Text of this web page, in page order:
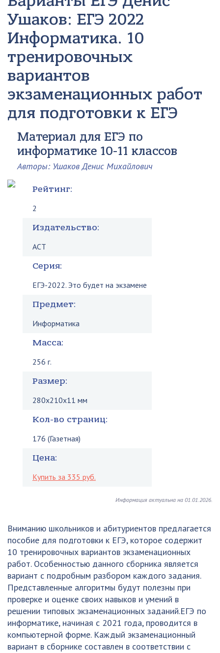
Ушаков: ЕГЭ 2022
Информатика. 10
тренировочных
вариантов
экзаменационных работ
для подготовки к ЕГЭ
Материал для ЕГЭ по
информатике 10-11 классов
Авторы: Ушаков Денис Михайлович
Рейтинг:
2
Издательство:
АСТ
Серия:
ЕГЭ-2022. Это будет на экзамене
Предмет:
Информатика
Масса:
256 г.
Размер:
280x210x11 мм
Кол-во страниц:
176 (Газетная)
Цена:
Купить за 335 руб.
Информация актуальна на 01.01.2026.
Вниманию школьников и абитуриентов предлагается
пособие для подготовки к ЕГЭ, которое содержит
10 тренировочных вариантов экзаменационных
работ. Особенностью данного сборника является
вариант с подробным разбором каждого задания.
Представленные алгоритмы будут полезны при
проверке и оценке своих навыков и умений в
решении типовых экзаменационных заданий.ЕГЭ по
информатике, начиная с 2021 года, проводится в
компьютерной форме. Каждый экзаменационный
вариант в сборнике составлен в соответствии с